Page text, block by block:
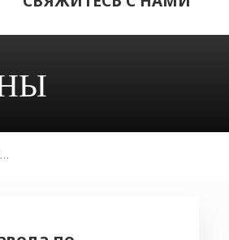
Услуги По Модернизации Оборудования Завода По Производству Картонных Коробок